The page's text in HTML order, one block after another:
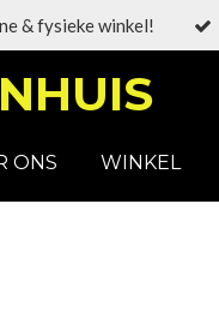
& fysieke winkel!
ONS WINKEL